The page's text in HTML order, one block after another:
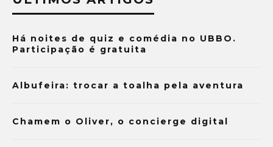
Há noites de quiz e comédia no UBBO.
Participação é gratuita
Albufeira: trocar a toalha pela aventura
Chamem o Oliver, o concierge digital